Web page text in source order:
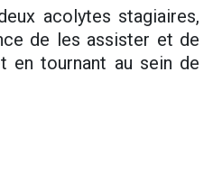
acolytes stagiaires,
de les assister et de
en tournant au sein de